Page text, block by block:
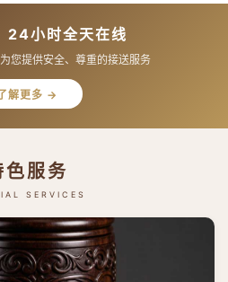
24小时全天在线
您提供安全、尊重的接送服务
解更多 →
色服务
SERVICES